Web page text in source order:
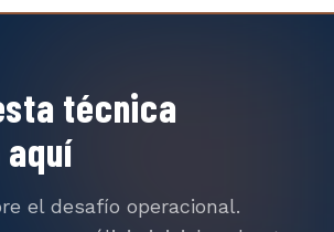
técnica
el desafío operacional.